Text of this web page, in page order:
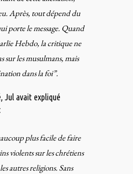
Après, tout dépend du
porte le message. Quand
Hebdo, la critique ne
sur les musulmans, mais
dans la foi”.
Jul avait expliqué
:
plus facile de faire
violents sur les chrétiens
autres religions. Sans